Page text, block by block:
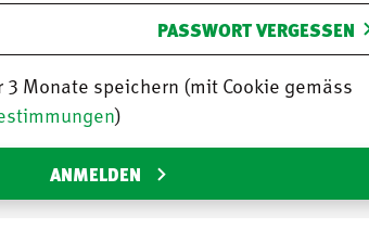
PASSWORT VERGESSEN
Monate speichern (mit Cookie gemäss
)
ANMELDEN